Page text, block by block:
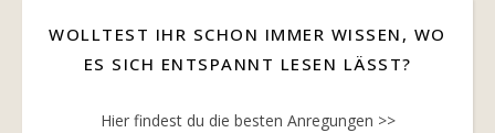
WOLLTEST IHR SCHON IMMER WISSEN, WO
ES SICH ENTSPANNT LESEN LÄSST?
Hier findest du die besten Anregungen >>